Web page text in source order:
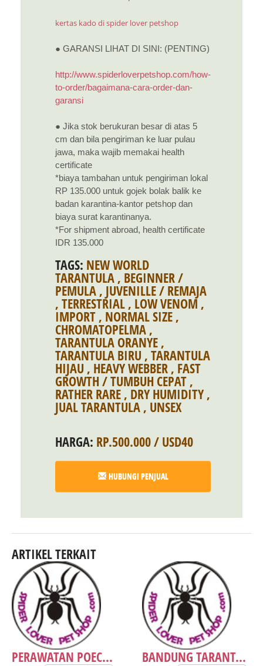
kertas kado di spider lover petshop
● GARANSI LIHAT DI SINI: (PENTING)
http://www.spiderloverpetshop.com/how-
to-order/bagaimana-cara-order-dan-
garansi
● Jika stok berukuran besar di atas 5
cm dan bila pengiriman ke luar pulau
jawa, maka wajib memakai health
certificate
*biaya tambahan untuk pengiriman lokal
RP 135.000 untuk gojek bolak balik ke
badan karantina-kantor petshop dan
biaya surat karantinanya.
*For shipment abroad, health certificate
IDR 135.000
TAGS: NEW WORLD
TARANTULA , BEGINNER /
PEMULA , JUVENILLE / REMAJA
, TERRESTRIAL , LOW VENOM,
IMPORT , NORMAL SIZE ,
CHROMATOPELMA ,
TARANTULA ORANYE ,
TARANTULA BIRU , TARANTULA
HIJAU , HEAVY WEBBER , FAST
GROWTH / TUMBUH CEPAT ,
RATHER RARE , DRY HUMIDITY,
JUAL TARANTULA , UNSEX
HARGA: RP.500.000 / USD40
HUBUNGI PENJUAL
ARTIKEL TERKAIT
PERAWATAN POEC... BANDUNG TARANT...